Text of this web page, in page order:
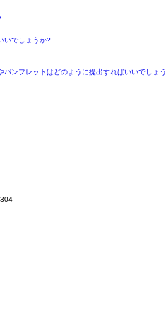
いでしょうか?
ンフレットはどのように提出すればいいでしょう